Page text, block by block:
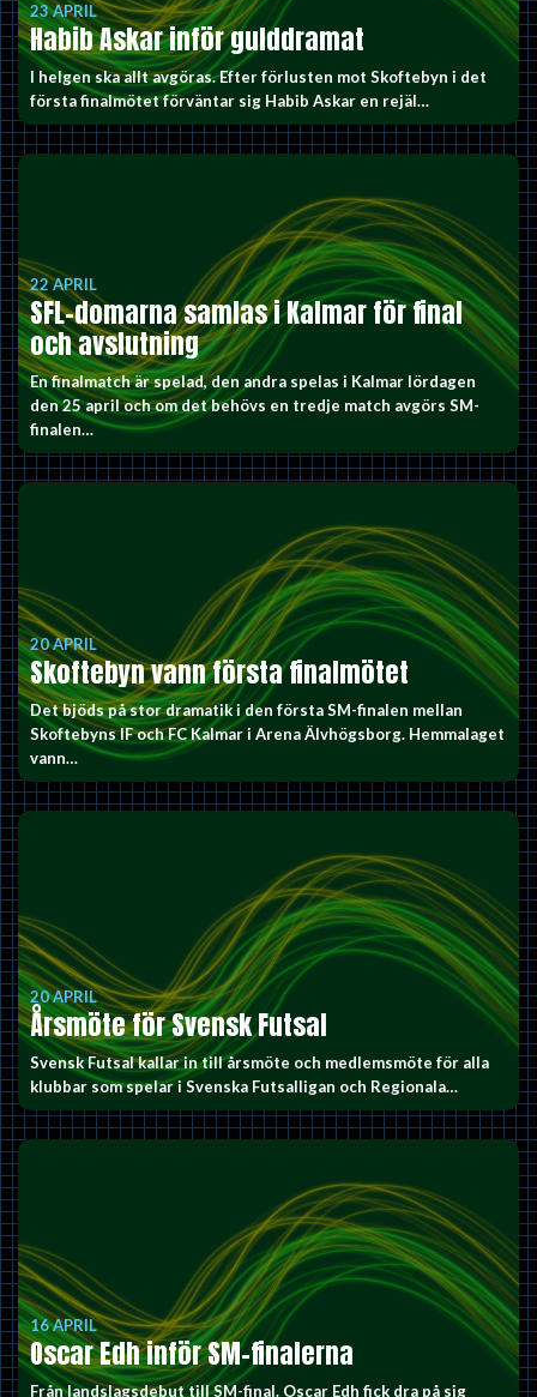
23 APRIL
Habib Askar inför gulddramat
I helgen ska allt avgöras. Efter förlusten mot Skoftebyn i det
första finalmötet förväntar sig Habib Askar en rejäl…
22 APRIL
SFL-domarna samlas i Kalmar för final
och avslutning
En finalmatch är spelad, den andra spelas i Kalmar lördagen
den 25 april och om det behövs en tredje match avgörs SM-
finalen…
20 APRIL
Skoftebyn vann första finalmötet
Det bjöds på stor dramatik i den första SM-finalen mellan
Skoftebyns IF och FC Kalmar i Arena Älvhögsborg. Hemmalaget
vann…
20 APRIL
Årsmöte för Svensk Futsal
Svensk Futsal kallar in till årsmöte och medlemsmöte för alla
klubbar som spelar i Svenska Futsalligan och Regionala…
16 APRIL
Oscar Edh inför SM-finalerna
Från landslagsdebut till SM-final. Oscar Edh fick dra på sig